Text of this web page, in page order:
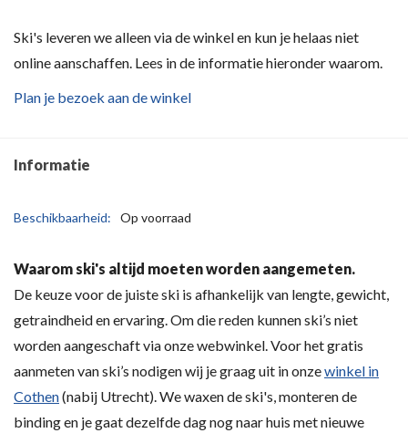
Ski's leveren we alleen via de winkel en kun je helaas niet
online aanschaffen. Lees in de informatie hieronder waarom.
Plan je bezoek aan de winkel
Informatie
Beschikbaarheid: Op voorraad
Waarom ski's altijd moeten worden aangemeten.
De keuze voor de juiste ski is afhankelijk van lengte, gewicht,
getraindheid en ervaring. Om die reden kunnen ski’s niet
worden aangeschaft via onze webwinkel. Voor het gratis
aanmeten van ski’s nodigen wij je graag uit in onzewinkel in
Cothen(nabij Utrecht). We waxen de ski's, monteren de
binding en je gaat dezelfde dag nog naar huis met nieuwe